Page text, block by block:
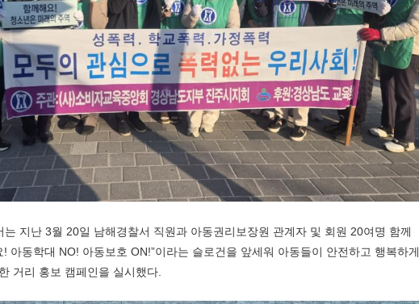
는 지난 3월 20일 남해경찰서 직원과 아동권리보장원 관계자 및 회원 20여명 함께
! 아동학대 NO! 아동보호 ON!”이라는 슬로건을 앞세워 아동들이 안전하고 행복하게
거리 홍보 캠페인을 실시했다